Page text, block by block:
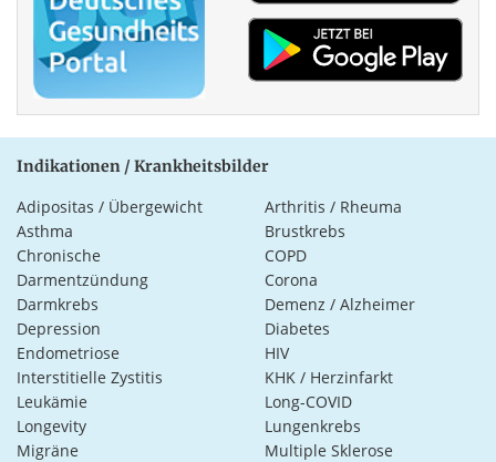
Indikationen / Krankheitsbilder
Adipositas / Übergewicht
Arthritis / Rheuma
Asthma
Brustkrebs
Chronische
Darmentzündung
COPD
Corona
Darmkrebs
Demenz / Alzheimer
Depression
Diabetes
Endometriose
HIV
Interstitielle Zystitis
KHK / Herzinfarkt
Leukämie
Long-COVID
Longevity
Lungenkrebs
Migräne
Multiple Sklerose